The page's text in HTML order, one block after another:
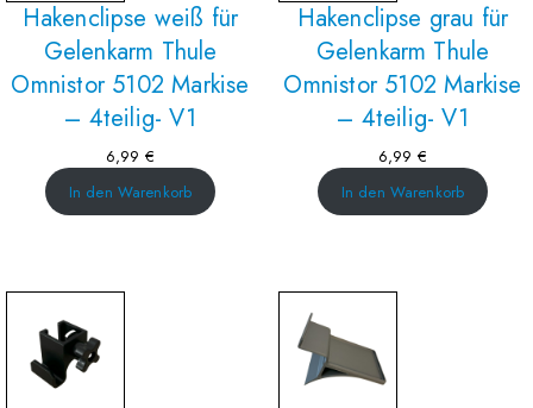
Hakenclipse weiß für
Gelenkarm Thule
Omnistor 5102 Markise
– 4teilig- V1
6,99 €
In den Warenkorb
Hakenclipse grau für
Gelenkarm Thule
Omnistor 5102 Markise
– 4teilig- V1
6,99 €
In den Warenkorb